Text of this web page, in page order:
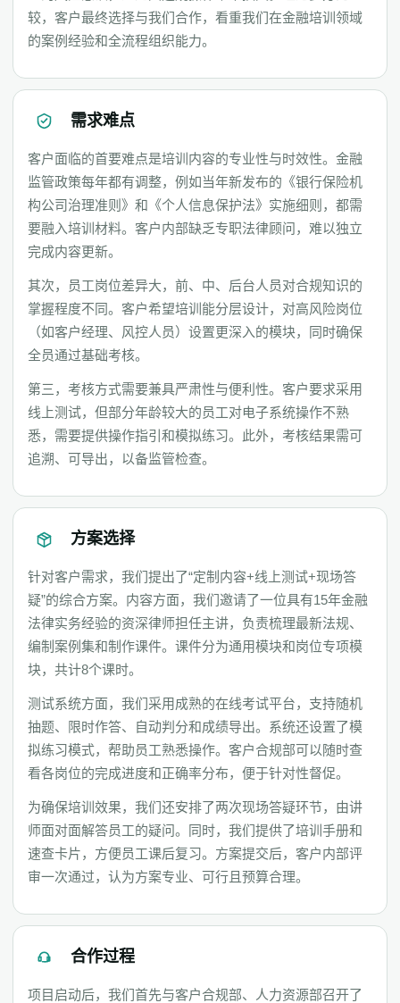
较，客户最终选择与我们合作，看重我们在金融培训领域
的案例经验和全流程组织能力。
需求难点
客户面临的首要难点是培训内容的专业性与时效性。金融
监管政策每年都有调整，例如当年新发布的《银行保险机
构公司治理准则》和《个人信息保护法》实施细则，都需
要融入培训材料。客户内部缺乏专职法律顾问，难以独立
完成内容更新。
其次，员工岗位差异大，前、中、后台人员对合规知识的
掌握程度不同。客户希望培训能分层设计，对高风险岗位
（如客户经理、风控人员）设置更深入的模块，同时确保
全员通过基础考核。
第三，考核方式需要兼具严肃性与便利性。客户要求采用
线上测试，但部分年龄较大的员工对电子系统操作不熟
悉，需要提供操作指引和模拟练习。此外，考核结果需可
追溯、可导出，以备监管检查。
方案选择
针对客户需求，我们提出了“定制内容+线上测试+现场答
疑”的综合方案。内容方面，我们邀请了一位具有15年金融
法律实务经验的资深律师担任主讲，负责梳理最新法规、
编制案例集和制作课件。课件分为通用模块和岗位专项模
块，共计8个课时。
测试系统方面，我们采用成熟的在线考试平台，支持随机
抽题、限时作答、自动判分和成绩导出。系统还设置了模
拟练习模式，帮助员工熟悉操作。客户合规部可以随时查
看各岗位的完成进度和正确率分布，便于针对性督促。
为确保培训效果，我们还安排了两次现场答疑环节，由讲
师面对面解答员工的疑问。同时，我们提供了培训手册和
速查卡片，方便员工课后复习。方案提交后，客户内部评
审一次通过，认为方案专业、可行且预算合理。
合作过程
项目启动后，我们首先与客户合规部、人力资源部召开了